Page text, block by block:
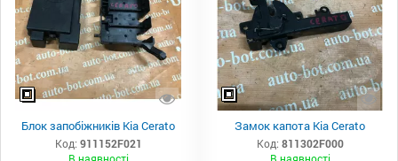
Блок запобіжників Kia Cerato
Код: 911152F021
Замок капота Kia Cerato
Код: 811302F000